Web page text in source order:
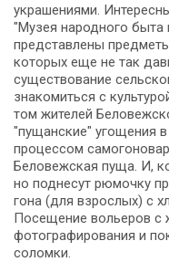
украшениями.
"Музея народного быта
пред­став­ле­ны
ко­то­рых еще не так
существование
зна­ко­мить­ся с
том жи­те­лей
"пущанские" уго­ще­ния
процессом
Бе­ло­веж­ская пу­ща. И,
но поднесут рюмочку
го­на (для взрос­лых) с
По­се­ще­ние вольеров с
фо­то­гра­фи­ро­ва­ния и
со­лом­ки.